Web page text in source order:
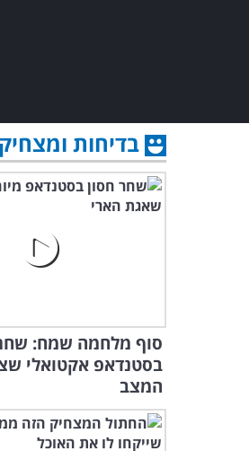
בדיחות
סוף מלחמה שמח:
בסטנדאפ אקטואלי
המצב